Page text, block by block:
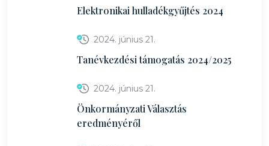
Elektronikai hulladékgyűjtés 2024
2024. június 21.
Tanévkezdési támogatás 2024/2025
2024. június 21.
Önkormányzati Választás
eredményéről